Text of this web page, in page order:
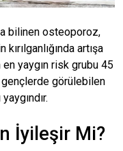
bilinen osteoporoz,
artışa
yaygın risk grubu 45
görülebilen
İyileşir Mi?